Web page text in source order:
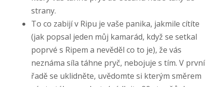
strany.
To co zabijí v Ripu je vaše panika, jakmile cítíte
(jak popsal jeden můj kamarád, když se setkal
poprvé s Ripem a nevěděl co to je), že vás
neznáma síla táhne pryč, nebojuje s tím. V první
řadě se uklidněte, uvědomte si kterým směrem